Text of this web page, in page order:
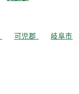
可児郡
岐阜市